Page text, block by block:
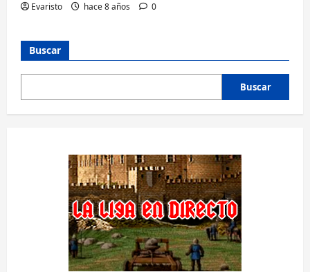
Evaristo hace 8 años 0
Buscar
Buscar